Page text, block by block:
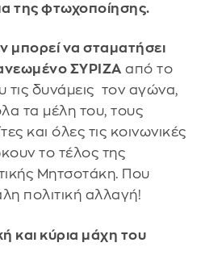
της φτωχοποίησης.
μπορεί να σταματήσει
ΣΥΡΙΖΑ από το
τις δυνάμεις τον αγώνα,
τα μέλη του, τους
και όλες τις κοινωνικές
το τέλος της
Μητσοτάκη. Που
πολιτική αλλαγή!
και κύρια μάχη του